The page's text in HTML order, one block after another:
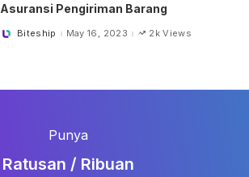
Asuransi Pengiriman Barang
PostedBiteship May 16, 2023 2k Views
Punya
Ratusan / Ribuan